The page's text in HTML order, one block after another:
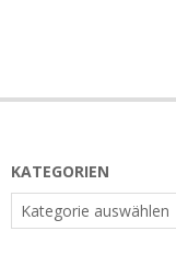
KATEGORIEN
Kategorien